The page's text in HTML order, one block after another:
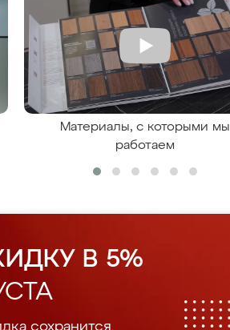
Материалы, с которыми мы
работаем
В 5%
сохранится.